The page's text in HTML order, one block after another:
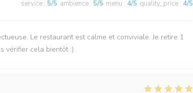
service : 5/5 ambience : 5/5 menu : 4/5 quality_price : 4/5
Le restaurant est calme et conviviale. Je retire 1
vérifier cela bientôt :)